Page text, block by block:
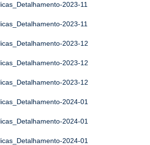
2023-11
2023-11
2023-12
2023-12
2023-12
2024-01
2024-01
2024-01